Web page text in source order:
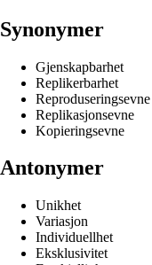
Synonymer
Gjenskapbarhet
Replikerbarhet
Reproduseringsevne
Replikasjonsevne
Kopieringsevne
Antonymer
Unikhet
Variasjon
Individuellhet
Eksklusivitet